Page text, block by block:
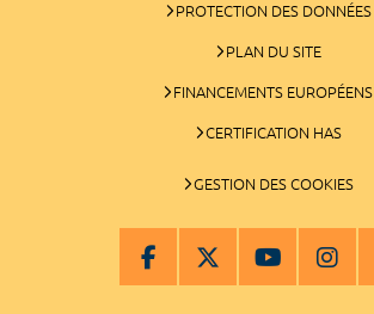
PROTECTION DES DONNÉES
PLAN DU SITE
FINANCEMENTS EUROPÉENS
CERTIFICATION HAS
GESTION DES COOKIES